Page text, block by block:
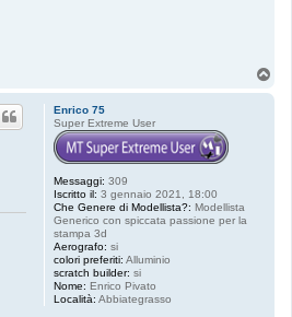
Enrico 75
Super Extreme User
Messaggi: 309
Iscritto il: 3 gennaio 2021, 18:00
Che Genere di Modellista?: Modellista
Generico con spiccata passione per la
stampa 3d
Aerografo: si
colori preferiti: Alluminio
scratch builder: si
Nome: Enrico Pivato
Località: Abbiategrasso